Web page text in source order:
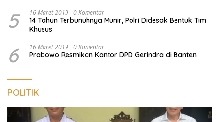
5 16 Maret 2019 0 Komentar
14 Tahun Terbunuhnya Munir, Polri Didesak Bentuk Tim
Khusus
6 16 Maret 2019 0 Komentar
Prabowo Resmikan Kantor DPD Gerindra di Banten
POLITIK